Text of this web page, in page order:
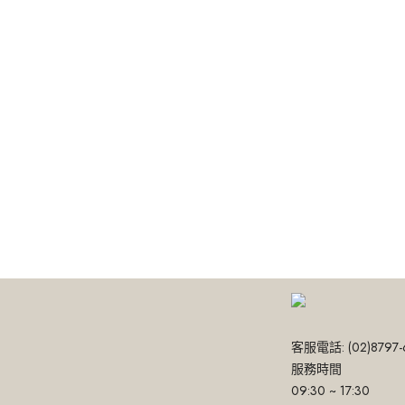
客服電話: (02)8797-
服務時間
09:30 ~ 17:30